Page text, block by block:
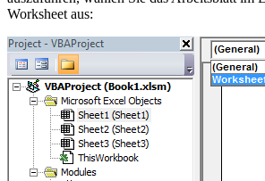
Worksheet aus: